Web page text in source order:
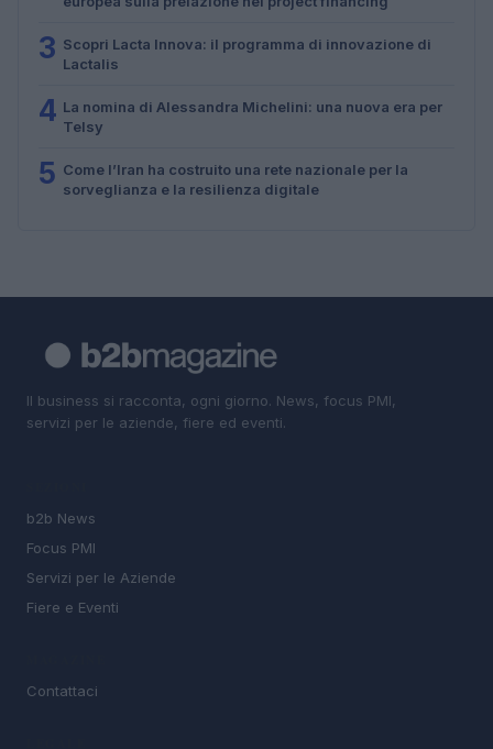
3 Scopri Lacta Innova: il programma di innovazione di
Lactalis
4 La nomina di Alessandra Michelini: una nuova era per
Telsy
5 Come l’Iran ha costruito una rete nazionale per la
sorveglianza e la resilienza digitale
Il business si racconta, ogni giorno. News, focus PMI,
servizi per le aziende, fiere ed eventi.
b2b News
Focus PMI
Servizi per le Aziende
Fiere e Eventi
Contattaci